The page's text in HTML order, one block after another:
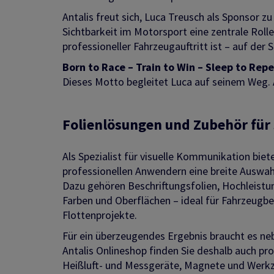
Antalis freut sich, Luca Treusch als Sponsor
Sichtbarkeit im Motorsport eine zentrale
professioneller Fahrzeugauftritt ist – auf der
Born to Race – Train to Win – Sleep to
Dieses Motto begleitet Luca auf seinem
Folienlösungen und Zubehör
Als Spezialist für visuelle Kommunikation
professionellen Anwendern eine breite
Dazu gehören Beschriftungsfolien,
Farben und Oberflächen – ideal für
Flottenprojekte.
Für ein überzeugendes Ergebnis braucht es
Antalis Onlineshop finden Sie deshalb auch
Heißluft- und Messgeräte, Magnete und